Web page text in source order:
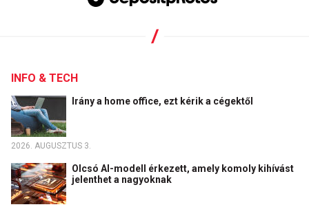
INFO & TECH
Irány a home office, ezt kérik a cégektől
2026. AUGUSZTUS 3.
Olcsó AI-modell érkezett, amely komoly kihívást
jelenthet a nagyoknak